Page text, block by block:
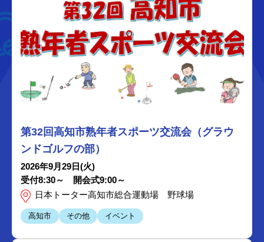
第32回高知市熟年者スポーツ交流会（グラウ
ンドゴルフの部）
2026年9月29日(火)
受付8:30～ 開会式9:00～
日本トーター高知市総合運動場 野球場
高知市 その他 イベント